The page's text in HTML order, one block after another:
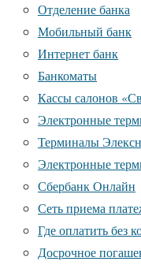
Отделение банка
Мобильный банк
Интернет банк
Банкоматы
Кассы салонов
Электронные
Терминалы
Электронные
Сбербанк Онлайн
Сеть приема
Где оплатить без
Досрочное